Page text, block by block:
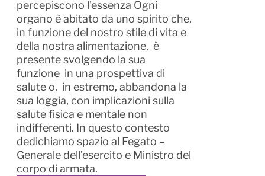
percepiscono l'essenza Ogni
organo è abitato da uno spirito che,
in funzione del nostro stile di vita e
della nostra alimentazione, è
presente svolgendo la sua
funzione in una prospettiva di
salute o, in estremo, abbandona la
sua loggia, con implicazioni sulla
salute fisica e mentale non
indifferenti. In questo contesto
dedichiamo spazio al Fegato –
Generale dell’esercito e Ministro del
corpo di armata.